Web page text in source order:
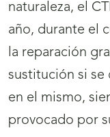
naturaleza, el
año, durante el
la reparación
sustitución si se
en el mismo,
provocado por